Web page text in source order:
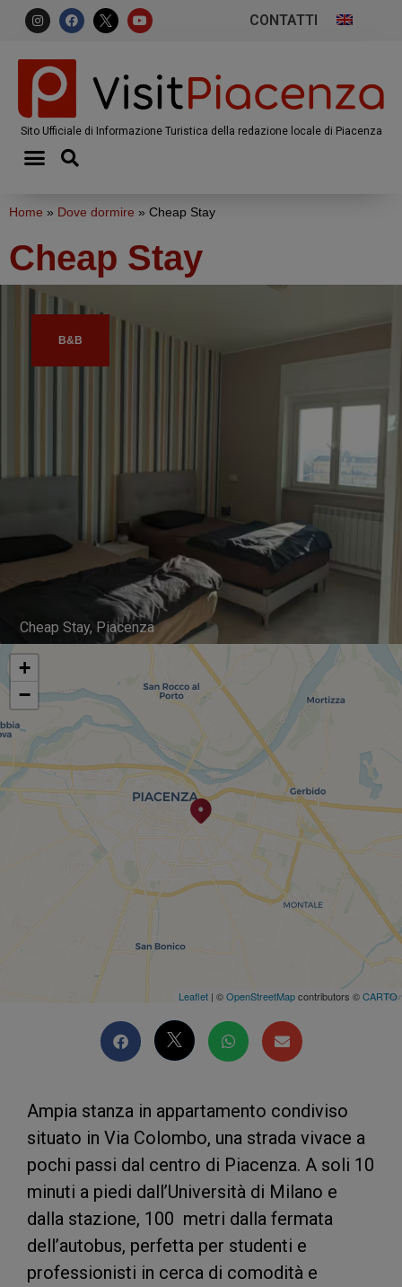
CONTATTI
Sito Ufficiale di Informazione Turistica della redazione locale di Piacenza
Home » Dove dormire » Cheap Stay
Cheap Stay
B&B
Cheap Stay, Piacenza
+
−
Leaflet | ©OpenStreetMapcontributors ©CARTO
Ampia stanza in appartamento condiviso
situato in Via Colombo, una strada vivace a
pochi passi dal centro di Piacenza. A soli 10
minuti a piedi dall’Università di Milano e
dalla stazione, 100 metri dalla fermata
dell’autobus, perfetta per studenti e
professionisti in cerca di comodità e